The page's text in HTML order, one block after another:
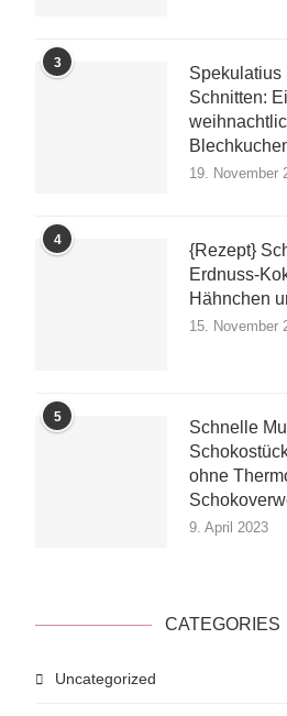
3
Spekulatius
Schnitten:
19. November
4
{Rezept}
Erdnuss-
Hähnchen
15. November
5
Schnelle
ohne
9. April 2023
CATEGORIES
Uncategorized